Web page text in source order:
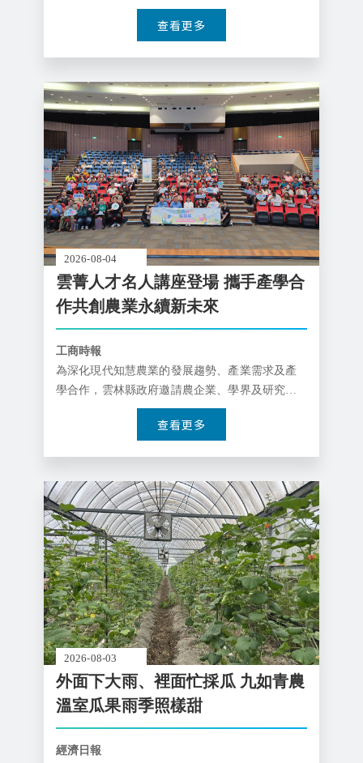
所長王仕賢率隊共同展示智慧農業成果，智慧溫
室結合自動化設備，有效提升4倍產能並降低人力
查看更多
2026-08-04
雲菁人才名人講座登場 攜手產學合
作共創農業永續新未來
工商時報
為深化現代知慧農業的發展趨勢、產業需求及產
學合作，雲林縣政府邀請農企業、學界及研究團
隊，透過實務案例分享智慧農業應用、永續農業
推動及產學跨域合作，協助農業產業升級轉型，
查看更多
2026-08-03
外面下大雨、裡面忙採瓜 九如青農
溫室瓜果雨季照樣甜
經濟日報